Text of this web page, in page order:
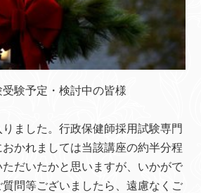
験予定・検討中の皆様
ました。行政保健師採用試験専門
かれましては当該講座の約半分程
だいたかと思いますが、いかがで
問等ございましたら、遠慮なくご